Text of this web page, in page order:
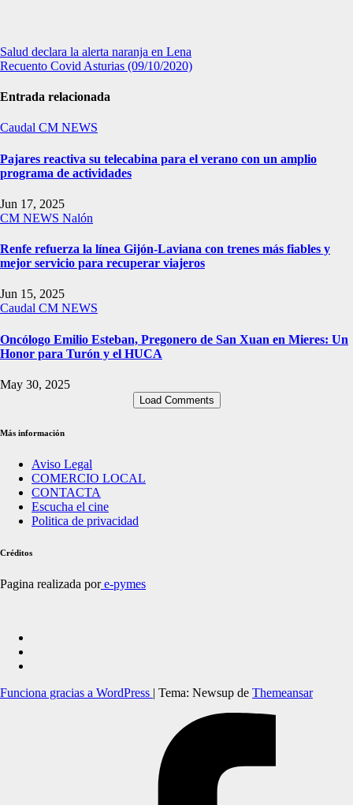
Navegación
de
entradas
Salud declara la alerta naranja en Lena
Recuento Covid Asturias (09/10/2020)
Entrada relacionada
Caudal CM NEWS
Pajares reactiva su telecabina para el verano con un amplio
programa de actividades
Jun 17, 2025
CM NEWS Nalón
Renfe refuerza la línea Gijón-Laviana con trenes más fiables y
mejor servicio para recuperar viajeros
Jun 15, 2025
Caudal CM NEWS
Oncólogo Emilio Esteban, Pregonero de San Xuan en Mieres: Un
Honor para Turón y el HUCA
May 30, 2025
Load Comments
Más información
Aviso Legal
COMERCIO LOCAL
CONTACTA
Escucha el cine
Politica de privacidad
Créditos
Pagina realizada pore-pymes
Funciona gracias a WordPress | Tema: Newsup de Themeansar